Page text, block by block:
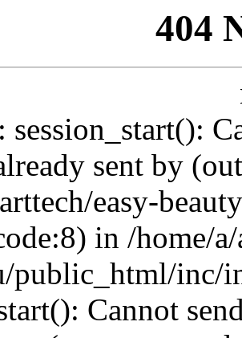
404
session_start():
sent by
easy-
in /home/
public_html/inc/
Cannot